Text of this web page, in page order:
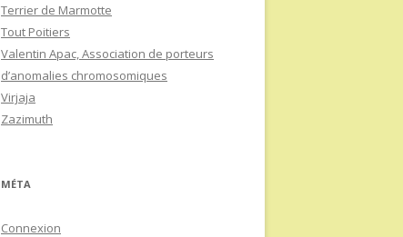
Terrier de Marmotte
Tout Poitiers
Valentin Apac, Association de porteurs
d’anomalies chromosomiques
Virjaja
Zazimuth
MÉTA
Connexion